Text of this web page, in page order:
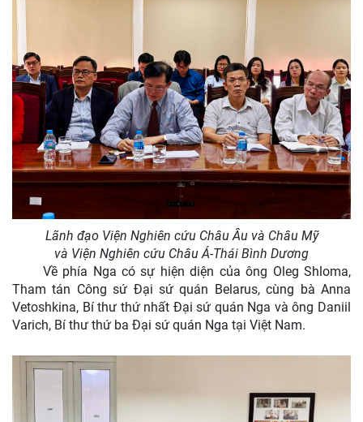
Lãnh đạo Viện Nghiên cứu Châu Âu và Châu Mỹ
và Viện Nghiên cứu Châu Á-Thái Bình Dương
Về phía Nga có sự hiện diện của ông Oleg Shloma,
Tham tán Công sứ Đại sứ quán Belarus, cùng bà Anna
Vetoshkina, Bí thư thứ nhất Đại sứ quán Nga và ông Daniil
Varich, Bí thư thứ ba Đại sứ quán Nga tại Việt Nam.